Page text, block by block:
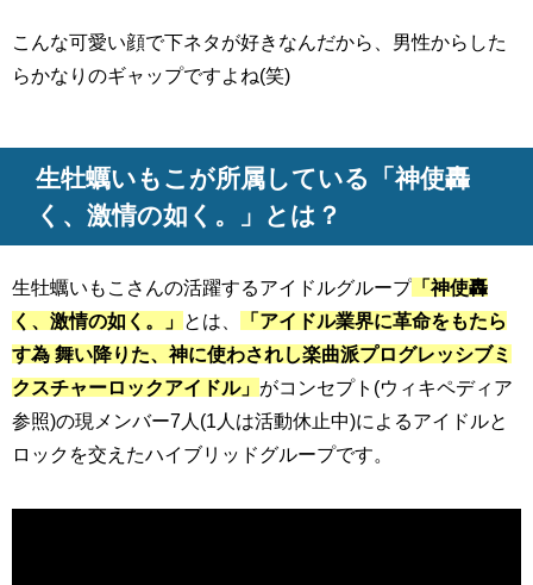
こんな可愛い顔で下ネタが好きなんだから、男性からした
らかなりのギャップですよね(笑)
生牡蠣いもこが所属している「神使轟
く、激情の如く。」とは？
生牡蠣いもこさんの活躍するアイドルグループ 「神使轟
く、激情の如く。」
とは、
「アイドル業界に革命をもたら
す為 舞い降りた、神に使わされし楽曲派プログレッシブミ
クスチャーロックアイドル」 がコンセプト(ウィキペディア
参照)の現メンバー7人(1人は活動休止中)によるアイドルと
ロックを交えたハイブリッドグループです。